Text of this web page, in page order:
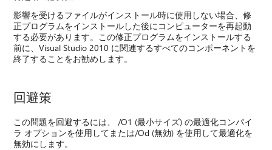
影響を受けるファイルがインストール時に使用しない場合、修
正プログラムをインストールした後にコンピューターを再起動
する必要があります。この修正プログラムをインストールする
前に、Visual Studio 2010 に関連するすべてのコンポーネントを
終了することをお勧めします。
回避策
この問題を回避するには、 /O1 (最小サイズ) の最適化コンパイ
ラ オプションを使用してまたは/Od (無効) を使用して最適化を
無効にします。